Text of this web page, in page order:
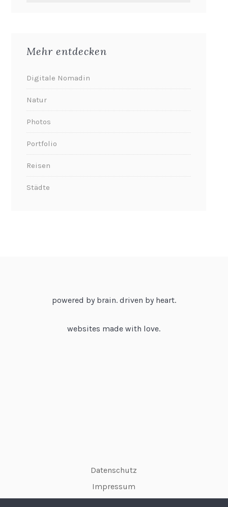
Mehr entdecken
Digitale Nomadin
Natur
Photos
Portfolio
Reisen
Städte
powered by brain. driven by heart.
websites made with love.
Datenschutz
Impressum